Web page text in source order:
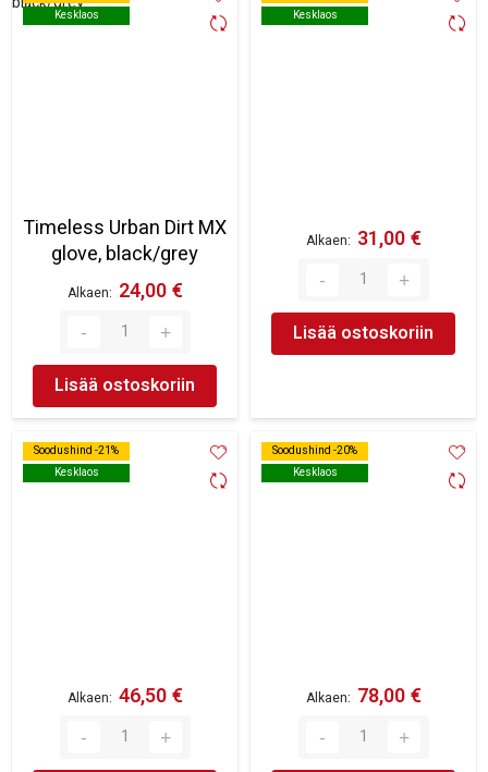
Kesklaos
Kesklaos
Timeless Urban Dirt MX
glove, black/grey
Alkaen 24,00 €
Lisää ostoskoriin
Kesklaos
Kesklaos
Alkaen 31,00 €
Lisää ostoskoriin
Soodushind -21%
Kesklaos
Soodushind -21%
Kesklaos
Alkaen 46,50 €
Soodushind -20%
Kesklaos
Soodushind -20%
Kesklaos
Alkaen 78,00 €